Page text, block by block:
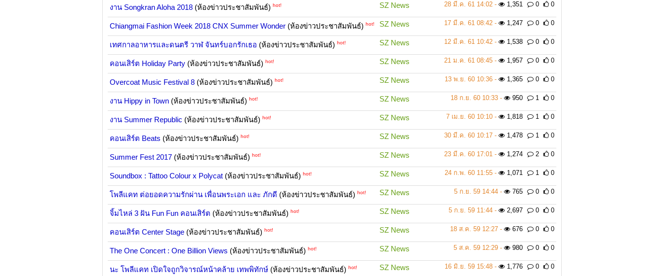
งาน Songkran Aloha 2018 (ห้องข่าวประชาสัมพันธ์) hot! SZ News 28 มี.ค. 61 14:02 - 1,351 0 0
Chiangmai Fashion Week 2018 CNX Summer Wonder (ห้องข่าวประชาสัมพันธ์) hot! SZ News 17 มี.ค. 61 08:42 - 1,247 0 0
เทศกาลอาหารและดนตรี วาฬ จันทร์บอกรักเธอ (ห้องข่าวประชาสัมพันธ์) hot! SZ News 12 มี.ค. 61 10:42 - 1,538 0 0
คอนเสิร์ต Holiday Party (ห้องข่าวประชาสัมพันธ์) hot! SZ News 21 ม.ค. 61 08:45 - 1,957 0 0
Overcoat Music Festival 8 (ห้องข่าวประชาสัมพันธ์) hot! SZ News 13 พ.ย. 60 10:36 - 1,365 0 0
งาน Hippy in Town (ห้องข่าวประชาสัมพันธ์) hot! SZ News 18 ก.ย. 60 10:33 - 950 1 0
งาน Summer Republic (ห้องข่าวประชาสัมพันธ์) hot! SZ News 7 เม.ย. 60 10:10 - 1,818 1 0
คอนเสิร์ต Beats (ห้องข่าวประชาสัมพันธ์) hot! SZ News 30 มี.ค. 60 10:17 - 1,478 1 0
Summer Fest 2017 (ห้องข่าวประชาสัมพันธ์) hot! SZ News 23 มี.ค. 60 17:01 - 1,274 2 0
Soundbox : Tattoo Colour x Polycat (ห้องข่าวประชาสัมพันธ์) hot! SZ News 24 ก.พ. 60 11:55 - 1,071 1 0
โพลีแคท ต่อยอดความรักผ่าน เพื่อนพระเอก และ ภักดี (ห้องข่าวประชาสัมพันธ์) hot! SZ News 5 ก.ย. 59 14:44 - 765 0 0
จิ้มไหล่ 3 ฝัน Fun Fun คอนเสิร์ต (ห้องข่าวประชาสัมพันธ์) hot! SZ News 5 ก.ย. 59 11:44 - 2,697 0 0
คอนเสิร์ต Center Stage (ห้องข่าวประชาสัมพันธ์) hot! SZ News 18 ส.ค. 59 12:27 - 676 0 0
The One Concert : One Billion Views (ห้องข่าวประชาสัมพันธ์) hot! SZ News 5 ส.ค. 59 12:29 - 980 0 0
นะ โพลีแคท เปิดใจถูกวิจารณ์หน้าคล้าย เทพพิทักษ์ (ห้องข่าวประชาสัมพันธ์) hot! SZ News 16 มิ.ย. 59 15:48 - 1,776 0 0